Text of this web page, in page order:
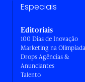
Especiais
Editoriais
100 Dias de Inovação
Marketing na Olimpíada
Drops Agências &
Anunciantes
Talento